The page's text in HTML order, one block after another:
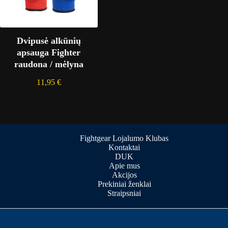
Dvipusė alkūnių
apsauga Fighter
raudona / mėlyna
11,95 €
Fightgear Lojalumo Klubas
Kontaktai
DUK
Apie mus
Akcijos
Prekiniai ženklai
Straipsniai